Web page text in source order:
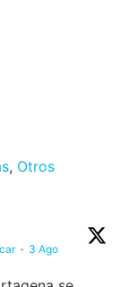
, Otros
· 3 Ago